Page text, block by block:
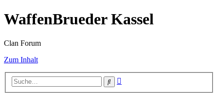
WaffenBrueder Kassel
Clan Forum
Zum Inhalt
Suche